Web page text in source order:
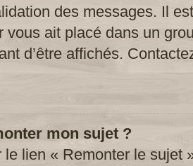
des messages. Il
vous ait placé dans un
d’être affichés.
mon sujet ?
le lien « Remonter le sujet